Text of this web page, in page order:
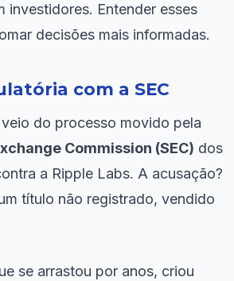
investidores. Entender esses
decisões mais informadas.
com a SEC
do processo movido pela
Commission (SEC) dos
a Ripple Labs. A acusação?
título não registrado, vendido
se arrastou por anos, criou